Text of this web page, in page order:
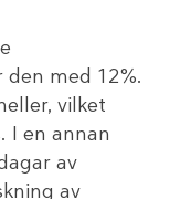
med 12%.
vilket
I en annan
av
av